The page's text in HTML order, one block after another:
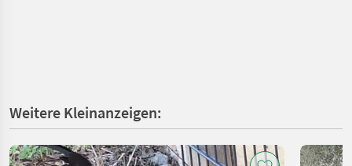
Weitere Kleinanzeigen: